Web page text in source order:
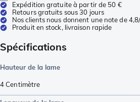
Expédition gratuite à partir de 50 €
Retours gratuits sous 30 jours
Nos clients nous donnent une note de
Produit en stock, livraison rapide
Spécifications
Hauteur de la lame
4Centimètre